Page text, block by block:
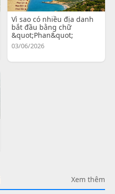
Vì sao có nhiều địa danh
bắt đầu bằng chữ
&quot;Phan&quot;
03/06/2026
Xem thêm